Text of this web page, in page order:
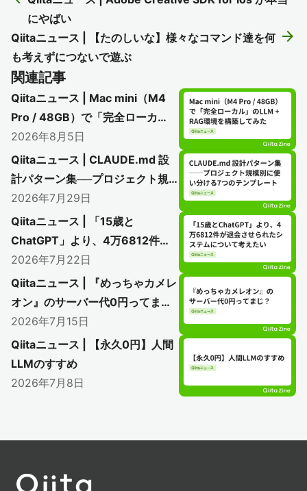
にやばい
arrow_forward
Qiitaニュース | 【たのしいな】様々なコマンド達を何
も考えずにつないで遊ぶ
関連記事
Qiitaニュース | Mac mini（M4
Pro / 48GB）で「完全ローカ
ル」のLLM + RAG環境を構築し
てみた
2026年8月5日
Qiitaニュース | CLAUDE.md 設
計パターン集──プロジェクト規
模別に使い分ける7つのテンプレ
ート
2026年7月29日
Qiitaニュース | 「15歳と
ChatGPT」より、4万6812件が
退会させられたシステムについて
考えたい
2026年7月22日
Qiitaニュース | 『めっちゃカメレ
オン』のサーバー代0円ってま
じ？
2026年7月15日
Qiitaニュース | 【永久0円】人間
LLMのすすめ
2026年7月8日